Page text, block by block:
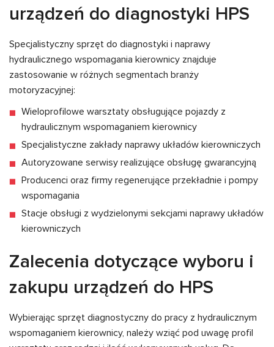
urządzeń do diagnostyki HPS
Specjalistyczny sprzęt do diagnostyki i naprawy
hydraulicznego wspomagania kierownicy znajduje
zastosowanie w różnych segmentach branży
motoryzacyjnej:
Wieloprofilowe warsztaty obsługujące pojazdy z
hydraulicznym wspomaganiem kierownicy
Specjalistyczne zakłady naprawy układów kierowniczych
Autoryzowane serwisy realizujące obsługę gwarancyjną
Producenci oraz firmy regenerujące przekładnie i pompy
wspomagania
Stacje obsługi z wydzielonymi sekcjami naprawy układów
kierowniczych
Zalecenia dotyczące wyboru i
zakupu urządzeń do HPS
Wybierając sprzęt diagnostyczny do pracy z hydraulicznym
wspomaganiem kierownicy, należy wziąć pod uwagę profil